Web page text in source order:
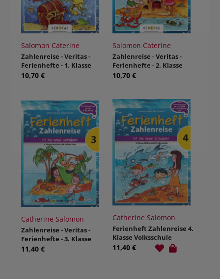
Salomon Caterine
Zahlenreise - Veritas -
Ferienhefte - 1. Klasse
Volksschule
10,70 €
Salomon Caterine
Zahlenreise - Veritas -
Ferienhefte - 2. Klasse
Volksschule
10,70 €
Catherine Salomon
Zahlenreise - Veritas -
Ferienhefte - 3. Klasse
Volksschule
11,40 €
Catherine Salomon
Ferienheft Zahlenreise 4.
Klasse Volksschule
11,40 €